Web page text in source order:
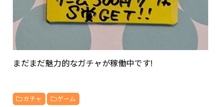
まだまだ魅力的なガチャが稼働中です!
ガチャ ゲーム